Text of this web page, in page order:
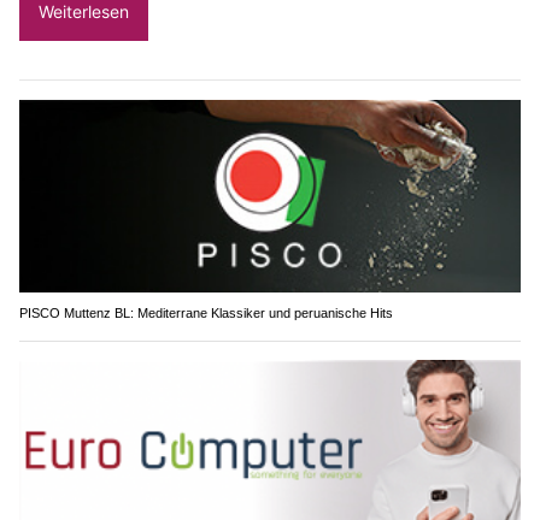
Weiterlesen
PISCO Muttenz BL: Mediterrane Klassiker und peruanische Hits